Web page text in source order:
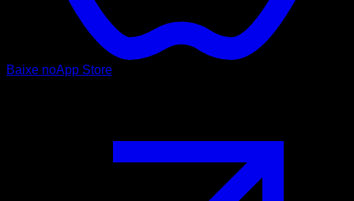
Baixe noApp Store